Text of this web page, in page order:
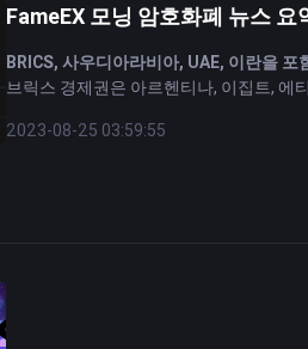
목록을 감시하는 것은 불가능하다고 밝
의 전망
재킹 소프트웨어를 사용해 피해자의
프트웨어 프로그램을 구축합니다.
혔습니다.
을 이해하기 시작했습니다. 시장 전체
치고 거시적 역풍을 일으키며 달러로
FameEX 모닝 암호화폐 뉴스
BRICS, 사우디아라비아, UAE, 이란을
브릭스 경제권은 아르헨티나, 이집트, 에
2023-08-25 03:59:55